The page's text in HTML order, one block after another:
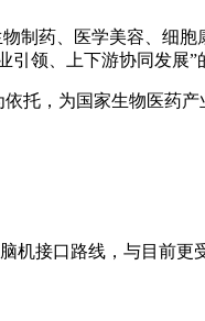
制药、医学美容、细
领、上下游协同发展”
托，为国家生物医药产
机接口路线，与目前